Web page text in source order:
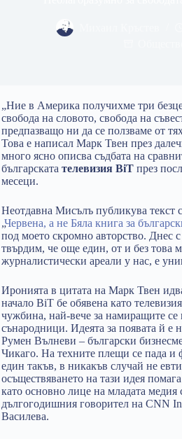
„Ние в Америка получихме три
свобода на словото, свобода на
предпазващо ни да се ползваме от
Toва е написал Марк Твен през
много ясно описва съдбата на
българската телевизия BiT през
месеци.
Неотдавна Мисълъ публикува текст
„Червена, а не Бяла книга за
под моето скромно авторство. Днес
твърдим, че още един, от и без това
журналистически ареали у нас, е
Иронията в цитата на Марк Твен
начало BiT бе обявена като
чужбина, най-вече за намиращите
сънародници. Идеята за появата й е
Румен Вълневи – български
Чикаго. На техните плещи се пада и
един такъв, в никакъв случай не
осъществяването на тази идея
като основно лице на младата медия
дългогодишния говорител на CNN
Василева.